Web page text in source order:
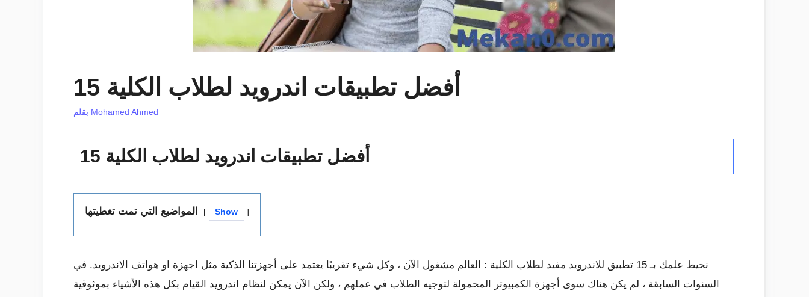
15 أفضل تطبيقات اندرويد لطلاب الكلية
Mohamed Ahmed
15 أفضل تطبيقات اندرويد لطلاب الكلية
المواضيع التي تمت تغطيتها Show
نحيط علمك بـ 15 تطبيق للاندرويد مفيد لطلاب الكلية : العالم مشغول الآن ، وكل شيء تقريبًا يعتمد على أجهزتنا الذكية مثل اجهزة او هواتف الاندرويد. في
السنوات السابقة ، لم يكن هناك سوى أجهزة الكمبيوتر المحمولة لتوجيه الطلاب في عملهم ، ولكن الآن يمكن لنظام اندرويد القيام بكل هذه الأشياء بموثوقية